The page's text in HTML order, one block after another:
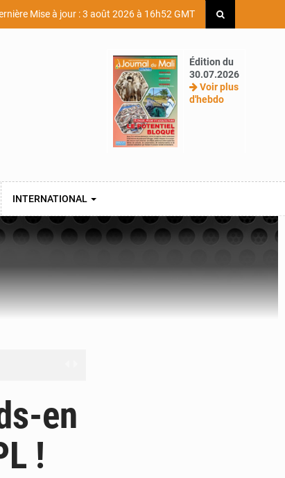
Mise à jour : 3 août 2026 à 16h52 GMT
Édition du
30.07.2026
Voir plus
d'hebdo
INTERNATIONAL
russes
en
!